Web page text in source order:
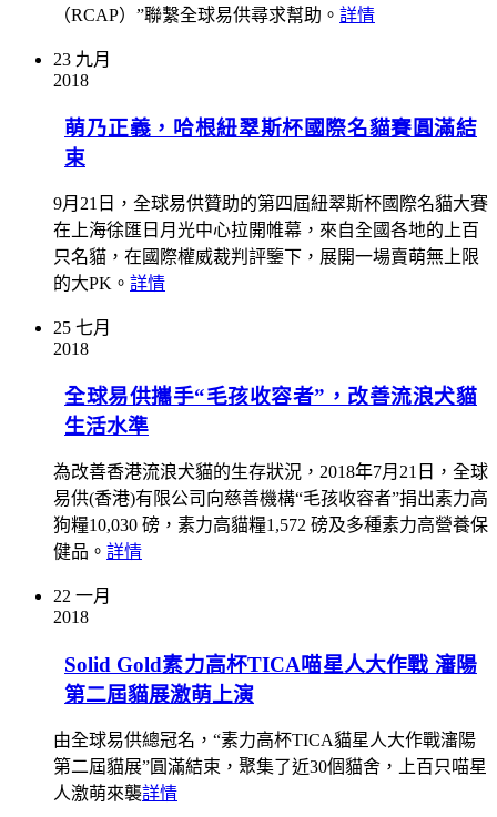
（RCAP）”聯繫全球易供尋求幫助。 詳情
23 九月
2018
萌乃正義，哈根紐翠斯杯國際名貓賽圓滿結
束
9月21日，全球易供贊助的第四屆紐翠斯杯國際名貓大賽
在上海徐匯日月光中心拉開帷幕，來自全國各地的上百
只名貓，在國際權威裁判評鑒下，展開一場賣萌無上限
的大PK。 詳情
25 七月
2018
全球易供攜手“毛孩收容者”，改善流浪犬貓
生活水準
為改善香港流浪犬貓的生存狀況，2018年7月21日，全球
易供(香港)有限公司向慈善機構“毛孩收容者”捐出素力高
狗糧10,030 磅，素力高貓糧1,572 磅及多種素力高營養保
健品。 詳情
22 一月
2018
Solid Gold素力高杯TICA喵星人大作戰 瀋陽
第二屆貓展激萌上演
由全球易供總冠名，“素力高杯TICA貓星人大作戰瀋陽
第二屆貓展”圓滿結束，聚集了近30個貓舍，上百只喵星
人激萌來襲詳情